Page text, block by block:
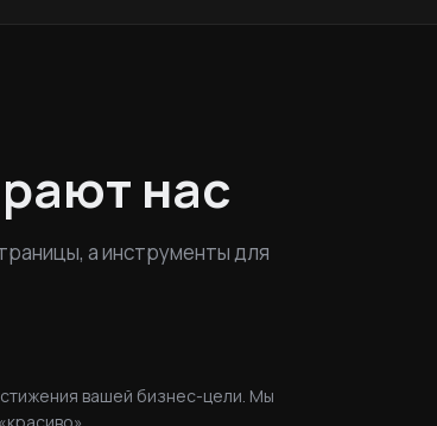
нас
а инструменты для
вашей бизнес-цели. Мы